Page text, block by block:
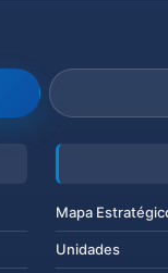
Mapa
Unidades